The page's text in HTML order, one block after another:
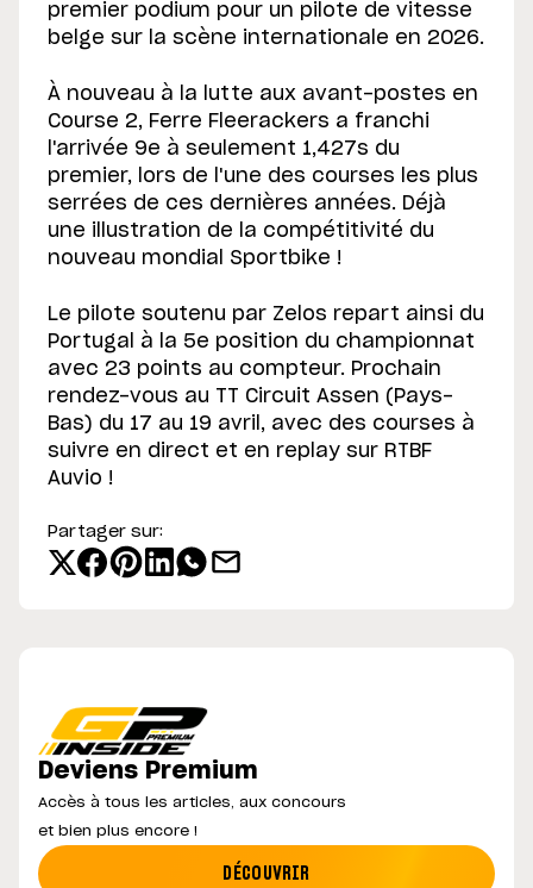
premier podium pour un pilote de vitesse
belge sur la scène internationale en 2026.
À nouveau à la lutte aux avant-postes en
Course 2, Ferre Fleerackers a franchi
l'arrivée 9e à seulement 1,427s du
premier, lors de l'une des courses les plus
serrées de ces dernières années. Déjà
une illustration de la compétitivité du
nouveau mondial Sportbike !
Le pilote soutenu par Zelos repart ainsi du
Portugal à la 5e position du championnat
avec 23 points au compteur. Prochain
rendez-vous au TT Circuit Assen (Pays-
Bas) du 17 au 19 avril, avec des courses à
suivre en direct et en replay sur RTBF
Auvio !
Partager sur:
Deviens Premium
Accès à tous les articles, aux concours
et bien plus encore !
DÉCOUVRIR